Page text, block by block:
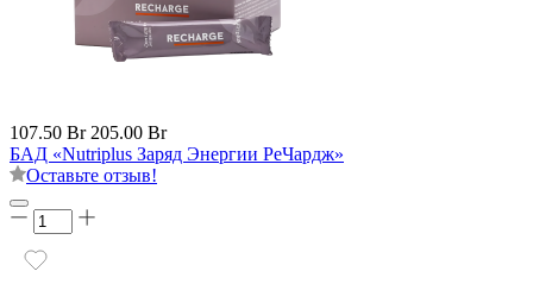
107.50 Br 205.00 Br
БАД «Nutriplus Заряд Энергии РеЧардж»
Оставьте отзыв!